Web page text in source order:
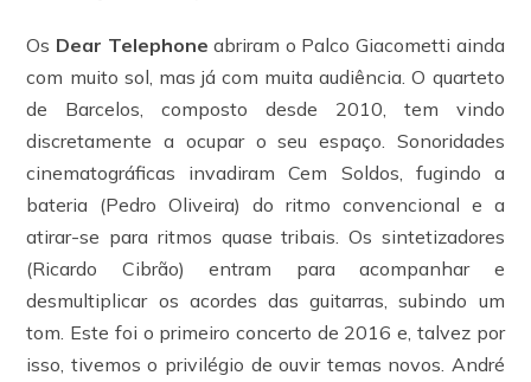
Os Dear Telephone abriram o Palco Giacometti ainda
com muito sol, mas já com muita audiência. O quarteto
de Barcelos, composto desde 2010, tem vindo
discretamente a ocupar o seu espaço. Sonoridades
cinematográficas invadiram Cem Soldos, fugindo a
bateria (Pedro Oliveira) do ritmo convencional e a
atirar-se para ritmos quase tribais. Os sintetizadores
(Ricardo Cibrão) entram para acompanhar e
desmultiplicar os acordes das guitarras, subindo um
tom. Este foi o primeiro concerto de 2016 e, talvez por
isso, tivemos o privilégio de ouvir temas novos. André